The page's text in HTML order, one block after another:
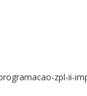
zpl-ii-